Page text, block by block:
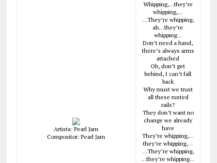
Artista: Pearl Jam
Compositor: Pearl Jam
Whipping,…they’re
whipping,…
…They’re whipping,
ah…they’re
whipping…
Don’t need a hand,
there’s always arms
attached
Oh, don’t get
behind, I can’t fall
back
Why must we trust
all these rusted
rails?
They don’t want no
change we already
have
They’re whipping,…
they’re whipping,…
…They’re whipping,
…they’re whipping…